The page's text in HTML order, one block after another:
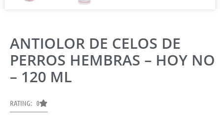
ANTIOLOR DE CELOS DE
PERROS HEMBRAS – HOY NO
– 120 ML
RATING: 0